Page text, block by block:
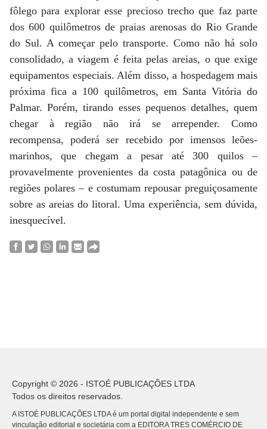
fôlego para explorar esse precioso trecho que faz parte
dos 600 quilômetros de praias arenosas do Rio Grande
do Sul. A começar pelo transporte. Como não há solo
consolidado, a viagem é feita pelas areias, o que exige
equipamentos especiais. Além disso, a hospedagem mais
próxima fica a 100 quilômetros, em Santa Vitória do
Palmar. Porém, tirando esses pequenos detalhes, quem
chegar à região não irá se arrepender. Como
recompensa, poderá ser recebido por imensos leões-
marinhos, que chegam a pesar até 300 quilos –
provavelmente provenientes da costa patagônica ou de
regiões polares – e costumam repousar preguiçosamente
sobre as areias do litoral. Uma experiência, sem dúvida,
inesquecível.
Copyright © 2026 - ISTOÉ PUBLICAÇÕES LTDA
Todos os direitos reservados.
A ISTOÉ PUBLICAÇÕES LTDA é um portal digital independente e sem
vinculação editorial e societária com a EDITORA TRES COMÉRCIO DE